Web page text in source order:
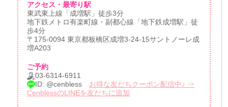
アクセス・最寄り駅
東武東上線「成増駅」徒歩3分
地下鉄メトロ有楽町線・副都心線「地下鉄成増駅」徒
歩4分
〒175-0094 東京都板橋区成増3-24-15サントノーレ成
増A203
ご予約
03-6314-6911
ID: @cenbless お得な友だちクーポン配信中♪ ⇒
CenblessのLINEを友だちに追加